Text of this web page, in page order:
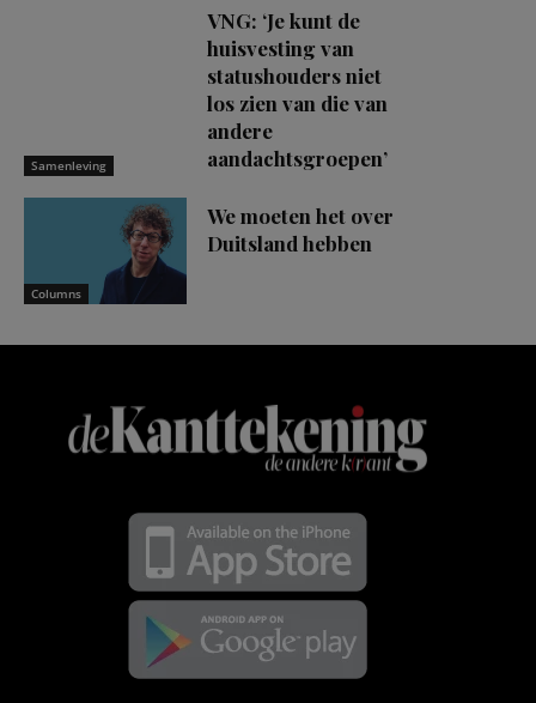
Samenleving
VNG: ‘Je kunt de
huisvesting van
statushouders niet
los zien van die van
andere
aandachtsgroepen’
Columns
We moeten het over
Duitsland hebben